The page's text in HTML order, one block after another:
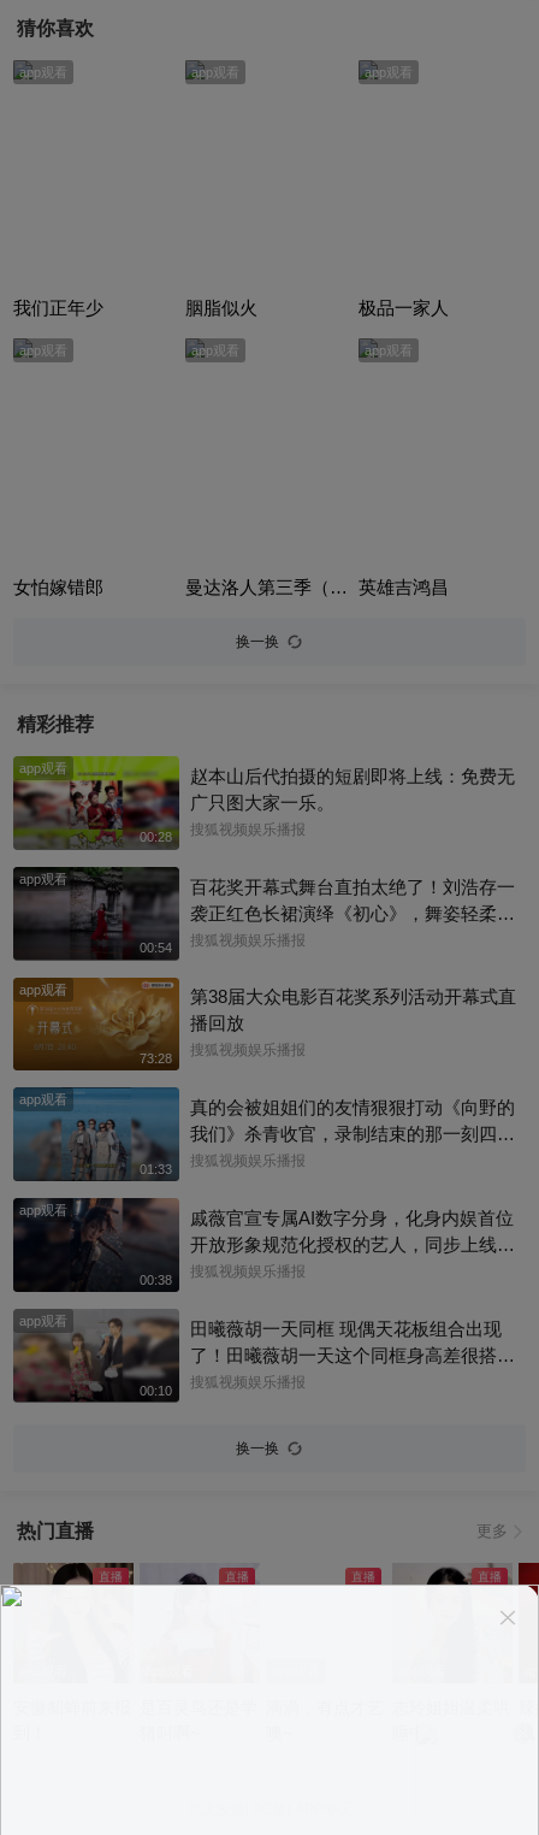
猜你喜欢
app观看
我们正年少
app观看
胭脂似火
app观看
极品一家人
app观看
女怕嫁错郎
app观看
曼达洛人第三季（The Mandalorian Season 3）
app观看
英雄吉鸿昌
换一换
精彩推荐
app观看
00:28
赵本山后代拍摄的短剧即将上线：免费无
广只图大家一乐。
搜狐视频娱乐播报
app观看
00:54
百花奖开幕式舞台直拍太绝了！刘浩存一
袭正红色长裙演绎《初心》，舞姿轻柔舒
缓，气质干净又大方，整个人闪闪发光，
浩存
搜狐视频娱乐播报
app观看
73:28
第38届大众电影百花奖系列活动开幕式直
播回放
搜狐视频娱乐播报
app观看
01:33
真的会被姐姐们的友情狠狠打动《向野的
我们》杀青收官，录制结束的那一刻四个
姐姐全都哭了，抱在一起满是不舍。十五
份情谊并没有随着节目结束画上句号。大
家已经提前约定好了，往后还要一起奔赴
下一场属于她们的旅行，期待姐姐们的私
搜狐视频娱乐播报
app观看
00:38
戚薇官宣专属AI数字分身，化身内娱首位
开放形象规范化授权的艺人，同步上线其
主演的末世AI漫剧！区别于复刻真人，戚
节。面对AI盗脸乱象，她跳出被动维权的
固有模式，主动划定合规使用边界，既开
拓数字内容新赛道，也为艺人肖像版权防
搜狐视频娱乐播报
app观看
00:10
田曦薇胡一天同框 现偶天花板组合出现
了！田曦薇胡一天这个同框身高差很搭
呀，一高一低温柔适配，光是同框就已经
搜狐视频娱乐播报
换一换
热门直播 更多